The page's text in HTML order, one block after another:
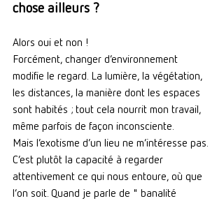
chose ailleurs ?
Alors oui et non !
Forcément, changer d’environnement
modifie le regard. La lumière, la végétation,
les distances, la manière dont les espaces
sont habités ; tout cela nourrit mon travail,
même parfois de façon inconsciente.
Mais l’exotisme d’un lieu ne m’intéresse pas.
C’est plutôt la capacité à regarder
attentivement ce qui nous entoure, où que
l’on soit. Quand je parle de " banalité